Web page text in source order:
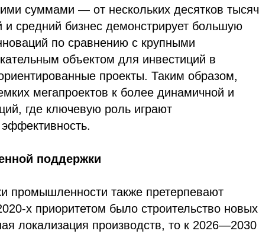
суммами — от нескольких десятков тысяч
средний бизнес демонстрирует большую
по сравнению с крупными
объектом для инвестиций в
проекты. Таким образом,
мегапроектов к более динамичной и
где ключевую роль играют
поддержки
промышленности также претерпевают
х приоритетом было строительство новых
локализация производств, то к 2026—2030